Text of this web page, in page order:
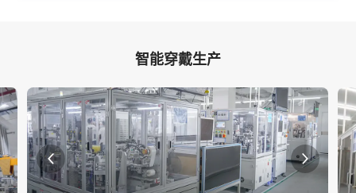
智能穿戴生产